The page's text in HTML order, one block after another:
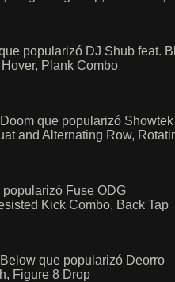
popularizó DJ Shub feat.
Plank Combo
que popularizó
and Alternating Row,
popularizó Fuse ODG
Kick Combo, Back Tap
que popularizó Deorro
Figure 8 Drop